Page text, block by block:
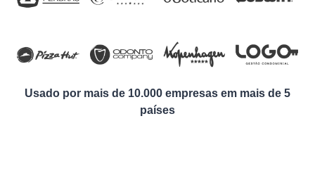
Usado por mais de 10.000 empresas em mais de 5
países